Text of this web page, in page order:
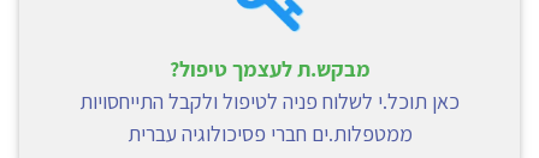
מבקש.ת לעצמך טיפול?
כאן תוכל.י לשלוח פניה לטיפול ולקבל התייחסויות
ממטפלות.ים חברי פסיכולוגיה עברית